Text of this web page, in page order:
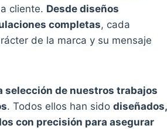
cliente. Desde diseños
completas, cada
de la marca y su mensaje
selección de nuestros trabajos
. Todos ellos han sido diseñados,
con precisión para asegurar